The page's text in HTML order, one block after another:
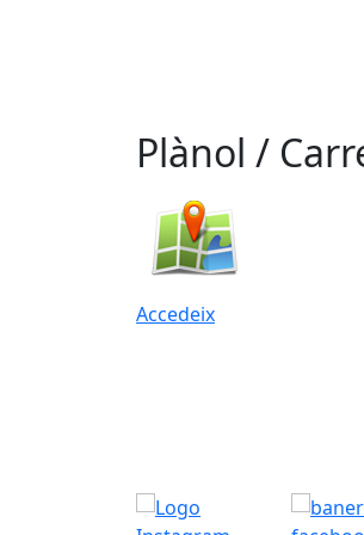
Plànol /
Accedeix